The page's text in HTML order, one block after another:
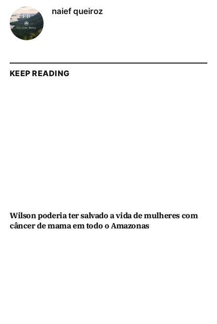
naief queiroz
KEEP READING
Wilson poderia ter salvado a vida de mulheres com
câncer de mama em todo o Amazonas